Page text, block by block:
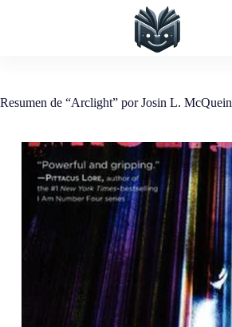
Resumen de “Arclight” por Josin L. McQuein